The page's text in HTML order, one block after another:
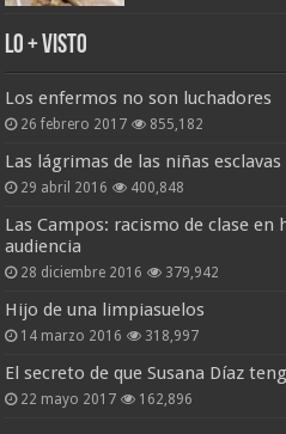
Lo + Visto
Los enfermos no son luchadores
26 febrero 2017 855,182
Las lágrimas de las niñas
29 abril 2016 400,848
Las Campos: racismo de clase
audiencia
28 diciembre 2016 379,942
Hijo de una limpiasuelos
14 marzo 2016 318,997
El secreto de que Susana Díaz
22 mayo 2017 162,896